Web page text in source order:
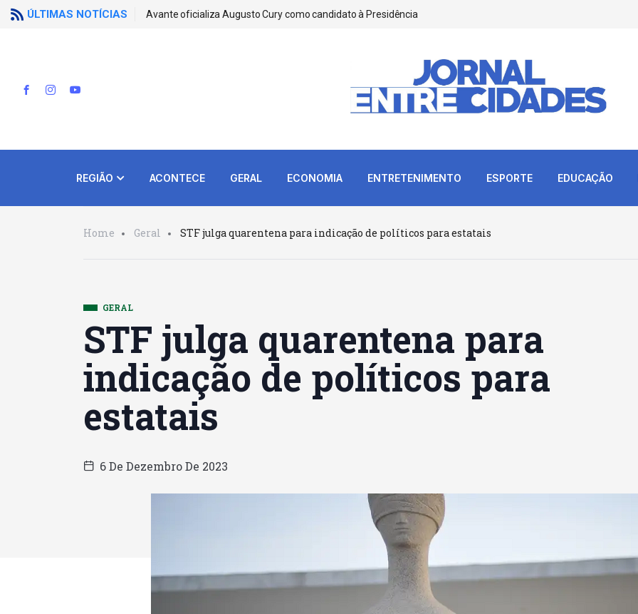
ÚLTIMAS NOTÍCIAS Avante oficializa Augusto Cury como candidato à Presidência
REGIÃO ACONTECE GERAL ECONOMIA ENTRETENIMENTO ESPORTE EDUCAÇÃO
Home Geral STF julga quarentena para indicação de políticos para estatais
GERAL
STF julga quarentena para
indicação de políticos para
estatais
6 De Dezembro De 2023